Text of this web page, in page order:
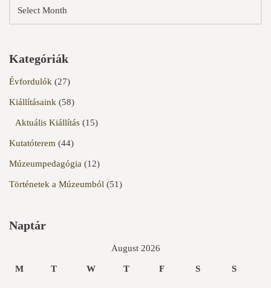
Kategóriák
Évfordulók (27)
Kiállításaink (58)
Aktuális Kiállítás (15)
Kutatóterem (44)
Múzeumpedagógia (12)
Történetek a Múzeumból (51)
Naptár
August 2026
M T W T F S S